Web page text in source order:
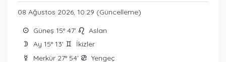
08 Ağustos 2026, 10:29 (Güncelleme)
Q Güneş 15° 47' g Aslan
W Ay 15° 13' d İkizler
E Merkür 27° 54' f Yengeç